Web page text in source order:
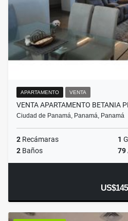
APARTAMENTO VENTA
VENTA APARTAMENTO BETANIA
Ciudad de Panamá, Panamá, Panamá
2 Recámaras 1
2 Baños 79